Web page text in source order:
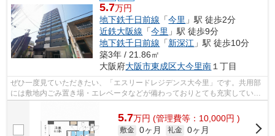
5.7万円
地下鉄千日前線 「今里 」駅 徒歩2分
近鉄大阪線 「今里 」駅 徒歩9分
地下鉄千日前線 「新深江 」駅 徒歩10分
築3年 / 21.86㎡
大阪府大阪市東成区大今里南 １丁目
ぜひ一度見ていただきたい、「エスリードレジデンス大今里」です。共用部
には敷地内ごみ置き場・エレベータなどが備わっておりとても充実していま
す。徒歩2分で駅にアクセス可能な、魅...
5.7万円 (管理費等：10,000円 )
敷金 0ヶ月 礼金 0ヶ月